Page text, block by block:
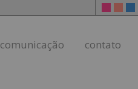
comunicação contato